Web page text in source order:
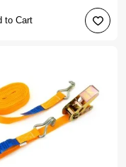
to Cart